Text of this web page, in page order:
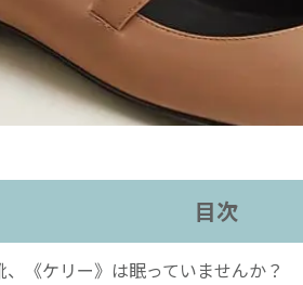
目次
《ケリー》は眠っていませんか？